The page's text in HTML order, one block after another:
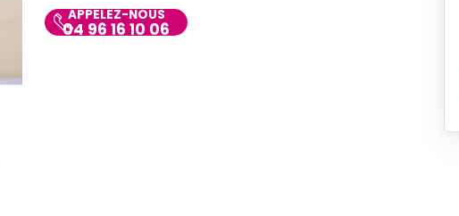
APPELEZ-NOUS
04 96 16 10 06